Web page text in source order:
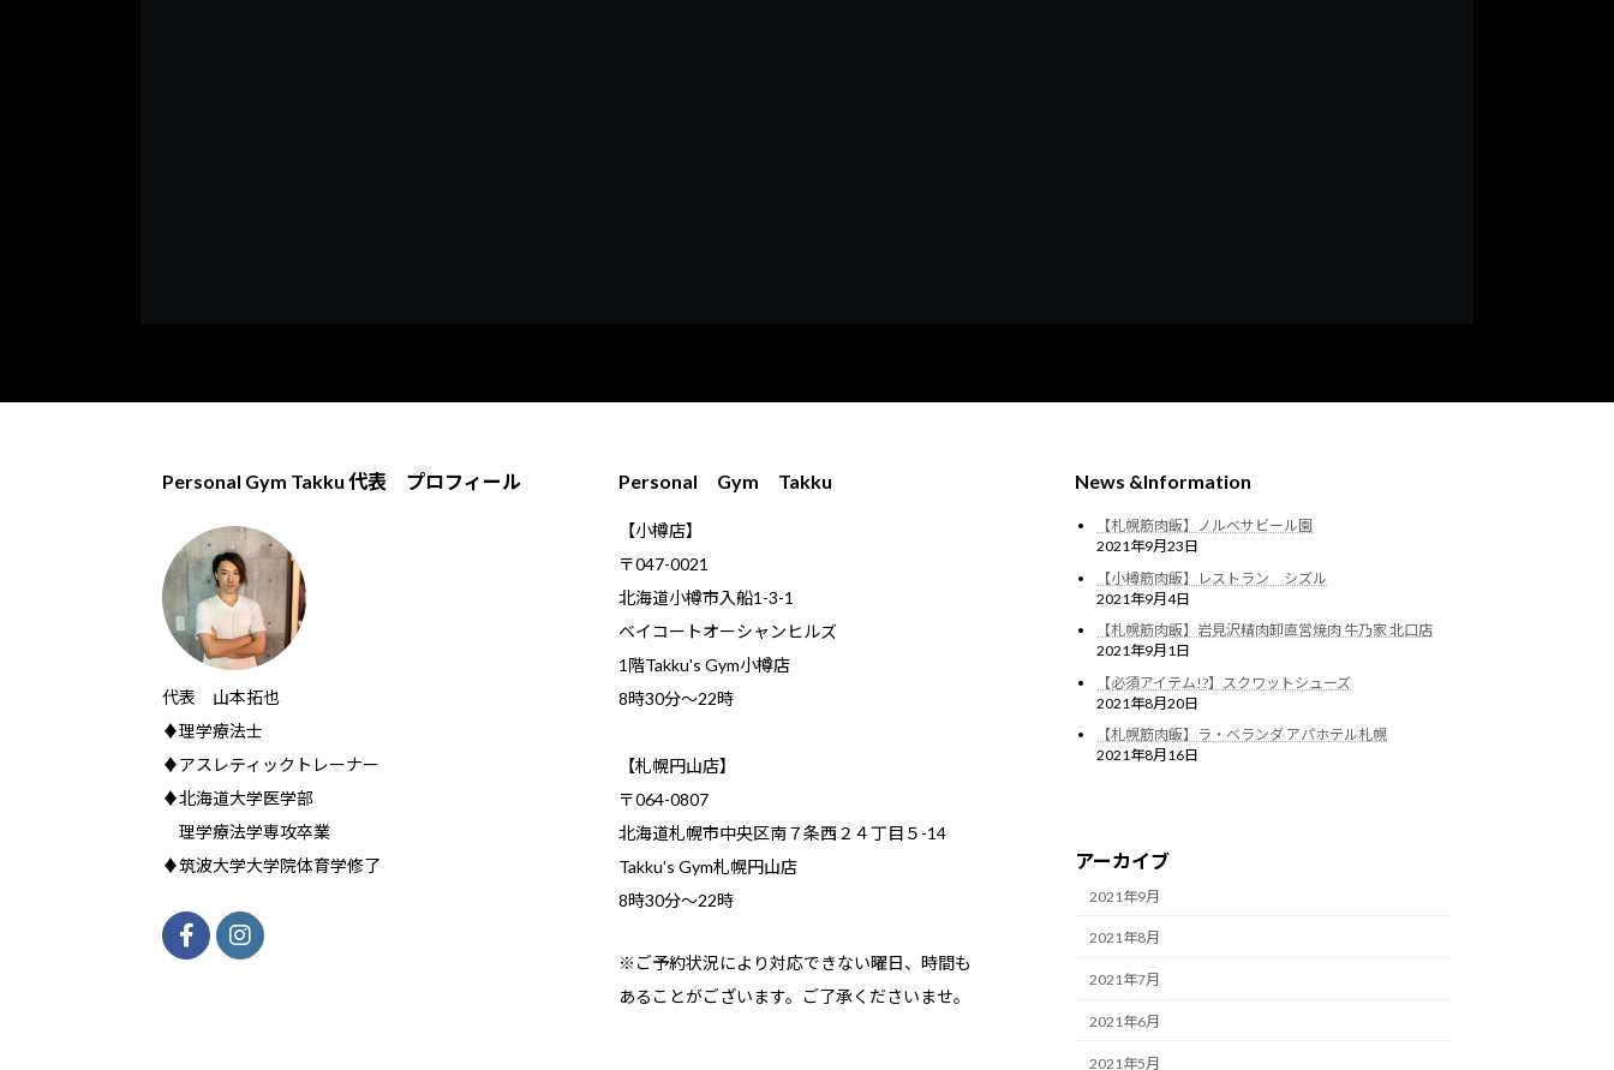
Personal Gym Takku 代表 プロフィール
代表 山本拓也
♦理学療法士
♦アスレティックトレーナー
♦北海道大学医学部
理学療法学専攻卒業
♦筑波大学大学院体育学修了
Personal Gym Takku
【小樽店】
〒047-0021
北海道小樽市入船1-3-1
ベイコートオーシャンヒルズ
1階Takku's Gym小樽店
​8時30分～22時
【札幌円山店】
〒064-0807
北海道札幌市中央区南７条西２４丁目５-14
Takku's Gym札幌円山店
8時30分～22時
※ご予約状況により対応できない曜日、時間も
あることがございます。ご了承くださいませ。
News &Information
【札幌筋肉飯】ノルベサビール園
2021年9月23日
【小樽筋肉飯】レストラン シズル
2021年9月4日
【札幌筋肉飯】岩見沢精肉卸直営焼肉 牛乃家 北口店
2021年9月1日
【必須アイテム!?】スクワットシューズ
2021年8月20日
【札幌筋肉飯】ラ・ベランダ アパホテル札幌
2021年8月16日
アーカイブ
2021年9月
2021年8月
2021年7月
2021年6月
2021年5月